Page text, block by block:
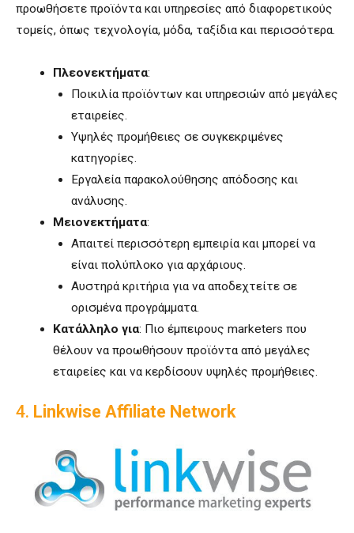
προωθήσετε προϊόντα και υπηρεσίες από διαφορετικούς
τομείς, όπως τεχνολογία, μόδα, ταξίδια και περισσότερα.
Πλεονεκτήματα:
Ποικιλία προϊόντων και υπηρεσιών από μεγάλες
εταιρείες.
Υψηλές προμήθειες σε συγκεκριμένες
κατηγορίες.
Εργαλεία παρακολούθησης απόδοσης και
ανάλυσης.
Μειονεκτήματα:
Απαιτεί περισσότερη εμπειρία και μπορεί να
είναι πολύπλοκο για αρχάριους.
Αυστηρά κριτήρια για να αποδεχτείτε σε
ορισμένα προγράμματα.
Κατάλληλο για: Πιο έμπειρους marketers που
θέλουν να προωθήσουν προϊόντα από μεγάλες
εταιρείες και να κερδίσουν υψηλές προμήθειες.
4. Linkwise Affiliate Network